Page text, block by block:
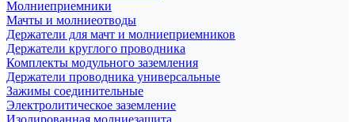
Молниеприемники
Мачты и молниеотводы
Держатели для мачт и молниеприемников
Держатели круглого проводника
Комплекты модульного заземления
Держатели проводника универсальные
Зажимы соединительные
Электролитическое заземление
Изолированная молниезащита